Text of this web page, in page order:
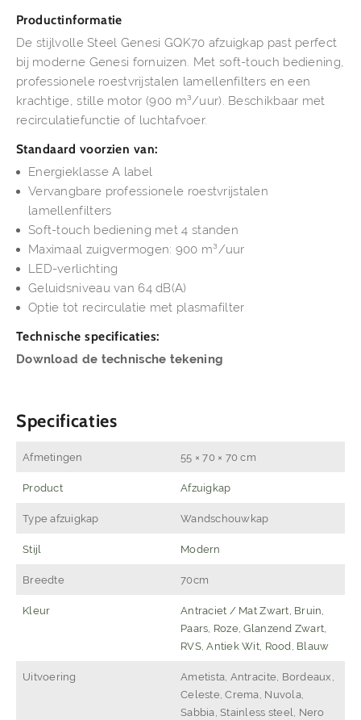
Productinformatie
De stijlvolle Steel Genesi GQK70 afzuigkap past perfect
bij moderne Genesi fornuizen. Met soft-touch bediening,
professionele roestvrijstalen lamellenfilters en een
krachtige, stille motor (900 m³/uur). Beschikbaar met
recirculatiefunctie of luchtafvoer.
Standaard voorzien van:
Energieklasse A label
Vervangbare professionele roestvrijstalen
lamellenfilters
Soft-touch bediening met 4 standen
Maximaal zuigvermogen: 900 m³/uur
LED-verlichting
Geluidsniveau van 64 dB(A)
Optie tot recirculatie met plasmafilter
Technische specificaties:
Download de technische tekening
Specificaties
Afmetingen 55 × 70 × 70 cm
Product Afzuigkap
Type afzuigkap Wandschouwkap
Stijl Modern
Breedte 70cm
Kleur
Antraciet / Mat Zwart, Bruin,
Paars, Roze, Glanzend Zwart,
RVS, Antiek Wit, Rood, Blauw
Uitvoering
Ametista, Antracite, Bordeaux,
Celeste, Crema, Nuvola,
Sabbia, Stainless steel, Nero